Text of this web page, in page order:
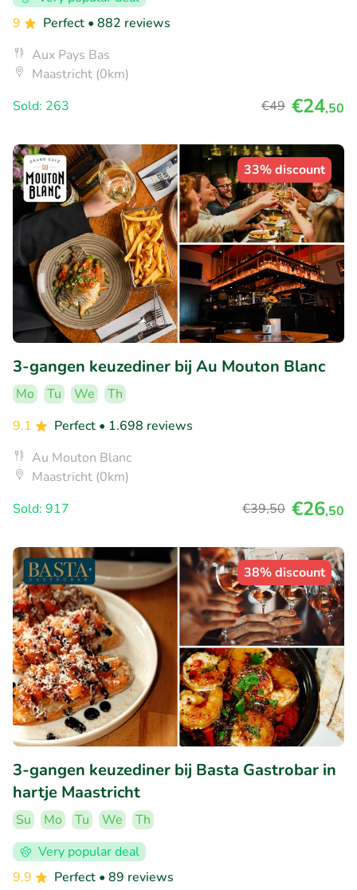
9
Perfect • 882 reviews
Aux Pays Bas
Maastricht (0km)
Sold: 263
€49 €24,50
33% discount
3-gangen keuzediner bij Au Mouton Blanc
Mo Tu We
Th
9.1
Perfect • 1.698 reviews
Au Mouton Blanc
Maastricht (0km)
Sold: 917
€39,50 €26,50
38% discount
3-gangen keuzediner bij Basta Gastrobar in
hartje Maastricht
Su Mo Tu We
Th
Very popular deal
9.9
Perfect • 89 reviews